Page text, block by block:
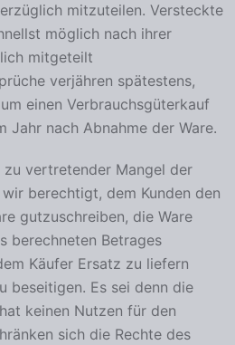
mitzuteilen. Versteckte
möglich nach ihrer
mitgeteilt
verjähren spätestens,
einen Verbrauchsgüterkauf
Jahr nach Abnahme der Ware.
zu vertretender Mangel der
berechtigt, dem Kunden den
gutzuschreiben, die Ware
berechneten Betrages
Käufer Ersatz zu liefern
beseitigen. Es sei denn die
keinen Nutzen für den
sich die Rechte des